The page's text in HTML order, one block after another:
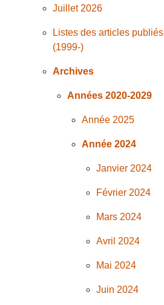
Juillet 2026
Listes des articles publiés
(1999-)
Archives
Années 2020-2029
Année 2025
Année 2024
Janvier 2024
Février 2024
Mars 2024
Avril 2024
Mai 2024
Juin 2024